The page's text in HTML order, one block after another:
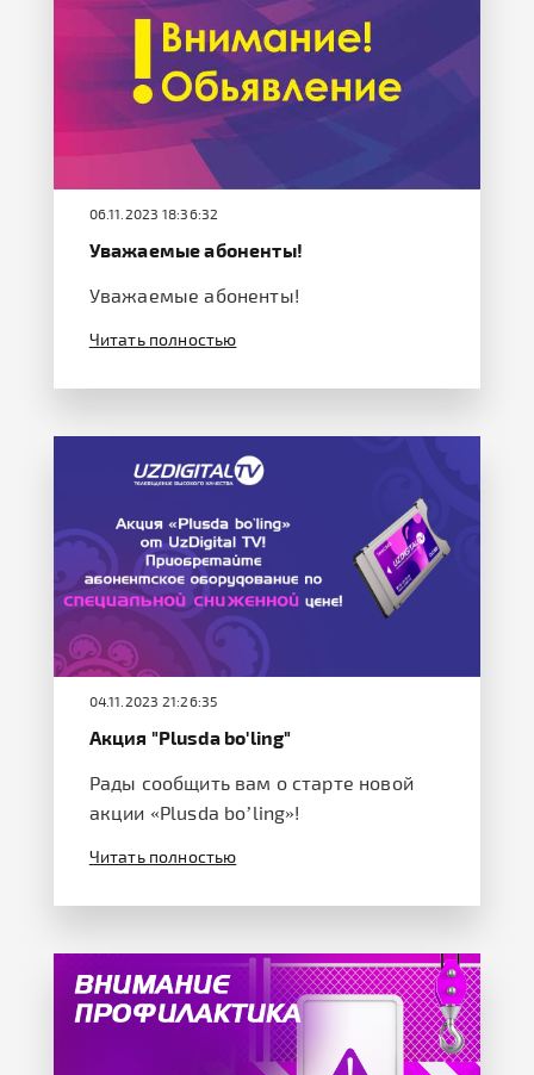
06.11.2023 18:36:32
Уважаемые абоненты!
Уважаемые абоненты!
Читать полностью
04.11.2023 21:26:35
Акция "Plusda bo'ling"
Рады сообщить вам о старте новой
акции «Plusda bo’ling»!
Читать полностью